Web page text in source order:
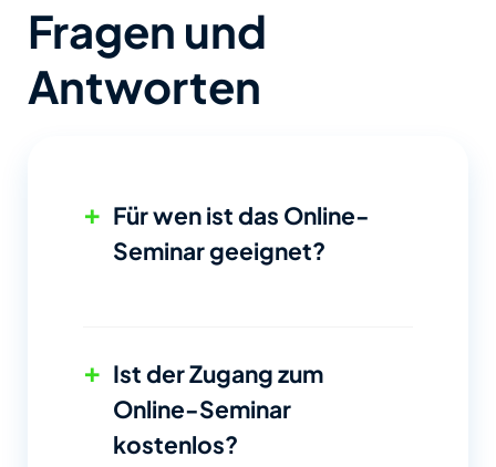
Fragen und
Antworten
+ Für wen ist das Online-
Seminar geeignet?
+ Ist der Zugang zum
Online-Seminar
kostenlos?